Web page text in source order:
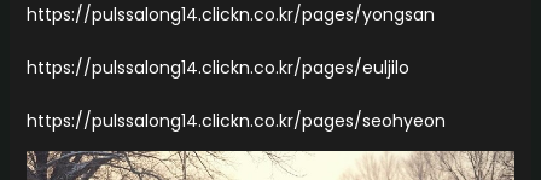
https://pulssalong14.clickn.co.kr/pages/yongsan
https://pulssalong14.clickn.co.kr/pages/euljilo
https://pulssalong14.clickn.co.kr/pages/seohyeon